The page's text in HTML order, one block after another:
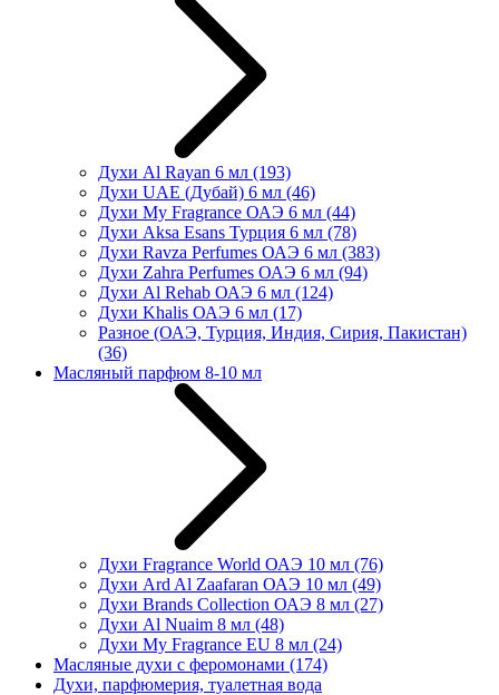
Духи Al Rayan 6 мл (193)
Духи UAE (Дубай) 6 мл (46)
Духи My Fragrance ОАЭ 6 мл (44)
Духи Aksa Esans Турция 6 мл (78)
Духи Ravza Perfumes ОАЭ 6 мл (383)
Духи Zahra Perfumes ОАЭ 6 мл (94)
Духи Al Rehab ОАЭ 6 мл (124)
Духи Khalis ОАЭ 6 мл (17)
Разное (ОАЭ, Турция, Индия, Сирия, Пакистан)
(36)
Масляный парфюм 8-10 мл
Духи Fragrance World ОАЭ 10 мл (76)
Духи Ard Al Zaafaran ОАЭ 10 мл (49)
Духи Brands Collection ОАЭ 8 мл (27)
Духи Al Nuaim 8 мл (48)
Духи My Fragrance EU 8 мл (24)
Масляные духи с феромонами (174)
Духи, парфюмерия, туалетная вода